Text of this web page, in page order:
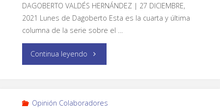
DAGOBERTO VALDÉS HERNÁNDEZ | 27 DICIEMBRE,
2021 Lunes de Dagoberto Esta es la cuarta y última
columna de la serie sobre el …
Continua leyendo
Opinión Colaboradores